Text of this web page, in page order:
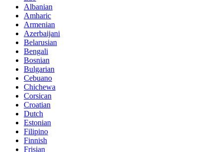
Albanian
Amharic
Armenian
Azerbaijani
Belarusian
Bengali
Bosnian
Bulgarian
Cebuano
Chichewa
Corsican
Croatian
Dutch
Estonian
Filipino
Finnish
Frisian